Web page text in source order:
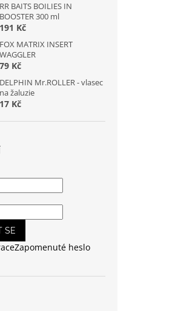
RR BAITS BOILIES IN
BOOSTER 300 ml
191 Kč
FOX MATRIX INSERT
WAGGLER
79 Kč
DELPHIN Mr.ROLLER - vlasec
na žaluzie
17 Kč
SE
Zapomenuté heslo